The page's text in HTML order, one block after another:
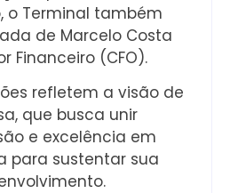
o Terminal também
de Marcelo Costa
Financeiro (CFO).
refletem a visão de
que busca unir
e excelência em
para sustentar sua